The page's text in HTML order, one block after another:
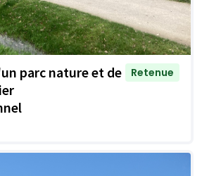
parc nature et de
Retenue